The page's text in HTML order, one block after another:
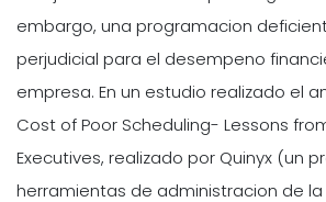
embargo, una programacion
perjudicial para el desempeno
empresa. En un estudio realizado el
Cost of Poor Scheduling- Lessons
Executives, realizado por Quinyx (un
herramientas de administracion de la